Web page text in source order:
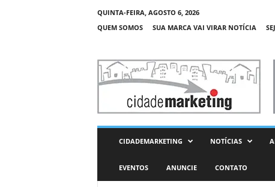
QUINTA-FEIRA, AGOSTO 6, 2026
QUEM SOMOS
SUA MARCA VAI VIRAR NOTÍCIA
C
d
CIDADEMARKETING NOTÍCIAS
EVENTOS ANUNCIE CONTATO